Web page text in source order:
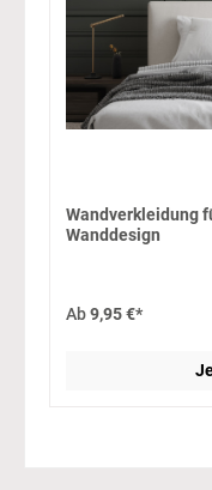
Wandverkleidung
Wanddesign
Ab9,95 €*